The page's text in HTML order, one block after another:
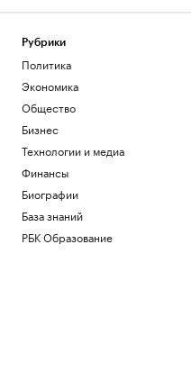
Рубрики
Политика
Экономика
Общество
Бизнес
Технологии и медиа
Финансы
Биографии
База знаний
РБК Образование